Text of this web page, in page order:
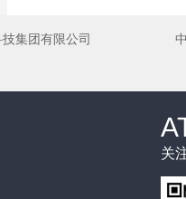
集团有限公司
关